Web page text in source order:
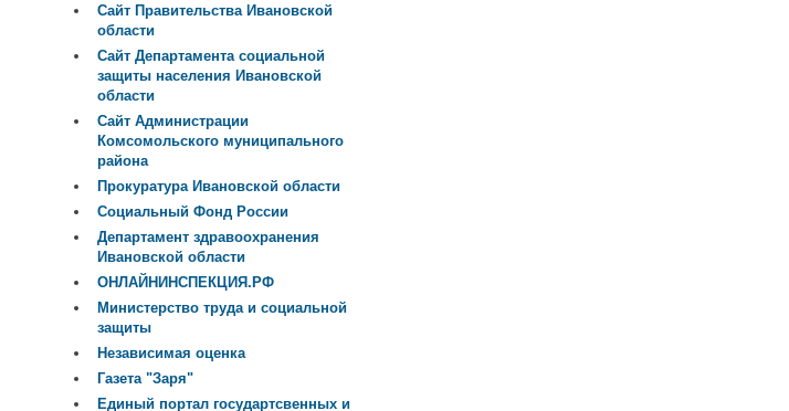
Сайт Правительства Ивановской
области
Сайт Департамента социальной
защиты населения Ивановской
области
Сайт Администрации
Комсомольского муниципального
района
Прокуратура Ивановской области
Социальный Фонд России
Департамент здравоохранения
Ивановской области
ОНЛАЙНИНСПЕКЦИЯ.РФ
Министерство труда и социальной
защиты
Независимая оценка
Газета "Заря"
Единый портал государтсвенных и